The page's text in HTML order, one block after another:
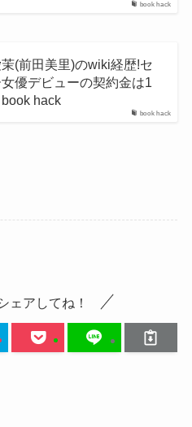
book hack
book hack
(前田美里)のwiki経歴!セ
優デビューの契約金は1
hack
ェアしてね！